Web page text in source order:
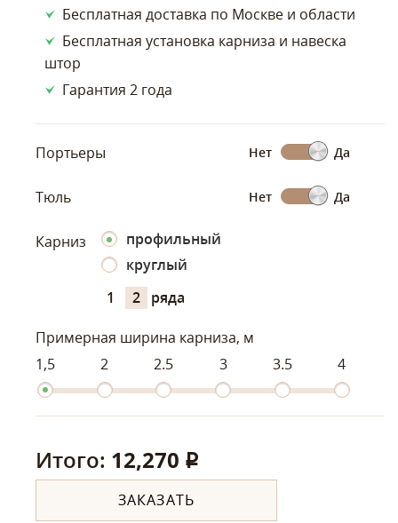
Бесплатная доставка по Москве и области
Бесплатная установка карниза и навеска
штор
Гарантия 2 года
Портьеры Нет Да
Тюль Нет Да
Карниз
профильный
круглый
1
2 ряда
Примерная ширина карниза, м
1,5
2 2.5 3 3.5 4
Итого: 12,270 q
ЗАКАЗАТЬ